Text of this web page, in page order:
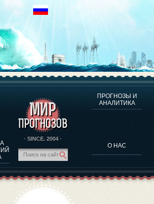
· SINCE. 2004 ·
ПРОГНОЗЫ И
АНАЛИТИКА
О НАС
О ПРОГРАММЕ
ОЦЕНКА ХАРАКТЕРA ЧЕЛОВЕКА
ВЫДАЮЩИХСЯ ЛИЧНОСТЕЙ
О ПРОГРАММЕ
НА СОВМЕСТИМОСТЬ ВОЛИКОВА
ПРОГНОЗЫ И АНАЛИТИКА